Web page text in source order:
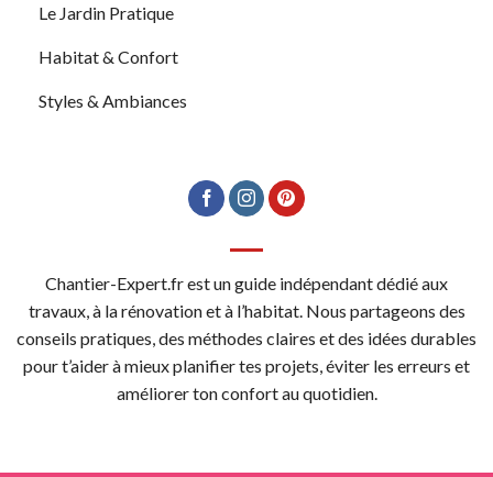
Le Jardin Pratique
Habitat & Confort
Styles & Ambiances
Chantier-Expert.fr est un guide indépendant dédié aux
travaux, à la rénovation et à l’habitat. Nous partageons des
conseils pratiques, des méthodes claires et des idées durables
pour t’aider à mieux planifier tes projets, éviter les erreurs et
améliorer ton confort au quotidien.